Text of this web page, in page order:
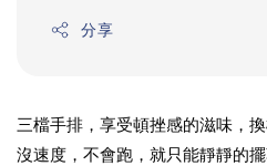
分享
三檔手排，享受頓挫感的滋味，
沒速度，不會跑，就只能靜靜的